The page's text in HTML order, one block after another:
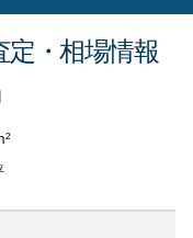
定・相場情報